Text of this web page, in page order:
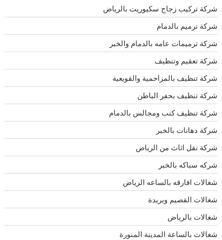
شركة تركيب زجاج سكيوريت بالرياض
شركة ترميم بالدمام
شركة ترميمات عامه بالدمام والخبر
شركة تعقيم وتنظيف
شركة تنظيف بالمزاحمية والقويعية
شركة تنظيف بحفر الباطن
شركة تنظيف كنب ومجالس بالدمام
شركة دهانات بالخبر
شركة نقل اثاث من الرياض
شركه سباكه بالخبر
شغالات افارقه بالساعه الرياض
شغالات القصيم وبريدة
شغالات بالرياض
شغالات بالساعة المدينة المنورة